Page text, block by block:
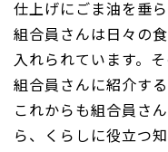
仕上げにごま油を垂
組合員さんは日々の
入れられています。
組合員さんに紹介す
これからも組合員さ
ら、くらしに役立つ